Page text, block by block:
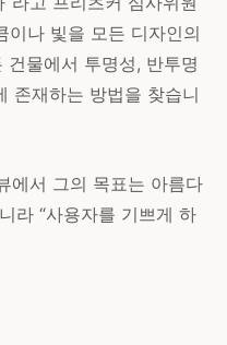
이나 빛을 모든 디자인의
물에서 투명성, 반투명
존재하는 방법을 찾습니
에서 그의 목표는 아름다
라 “사용자를 기쁘게 하